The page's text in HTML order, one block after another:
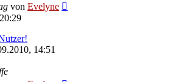
von Evelyne
14:51